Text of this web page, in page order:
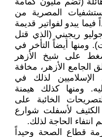
المصرية من
يبدو لفواتير قديمة
ريجيني (الذي قتل
ومنها أيضاً التأخر في
على شيخ الأزهر
الجامع الأزهر، مخافة
لذلك في
ومنها كذلك هيمنة
الخائبة على
الكثيف لأسفلت شوارع
الحاجة لذلك.
قطاع الصحة وحيداً